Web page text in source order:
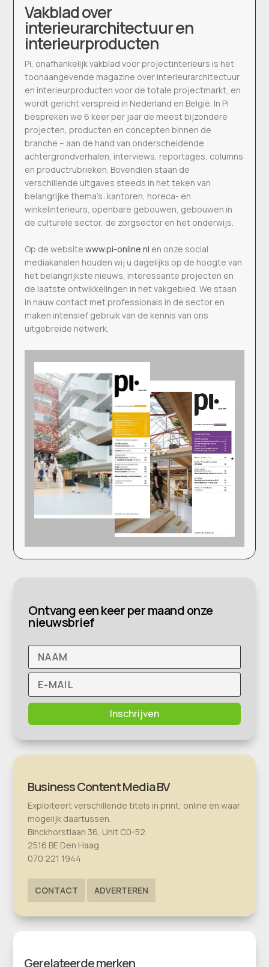
Vakblad over
interieurarchitectuur en
interieurproducten
Pi, onafhankelijk vakblad voor projectinterieurs is het
toonaangevende magazine over interieurarchitectuur
en interieurproducten voor de totale projectmarkt, en
wordt gericht verspreid in Nederland en België. In Pi
bespreken we 6 keer per jaar de meest bijzondere
projecten, producten en concepten binnen de
branche – aan de hand van onderscheidende
achtergrondverhalen, interviews, reportages, columns
en productrubrieken. Bovendien staan de
verschillende uitgaves steeds in het teken van
belangrijke thema’s: kantoren, horeca- en
winkelinterieurs, openbare gebouwen, gebouwen in
de culturele sector, de zorgsector en het onderwijs.
Op de websitewww.pi-online.nl en onze social
mediakanalen houden wij u dagelijks op de hoogte van
het belangrijkste nieuws, interessante projecten en
de laatste ontwikkelingen in het vakgebied. We staan
in nauw contact met professionals in de sector en
maken intensief gebruik van de kennis van ons
uitgebreide netwerk.
Ontvang een keer per maand onze
nieuwsbrief
Inschrijven
Business Content Media BV
Exploiteert verschillende titels in print, online en waar
mogelijk daartussen.
Binckhorstlaan 36, Unit C0-52
2516 BE Den Haag
070 221 1944
CONTACT ADVERTEREN
Gerelateerde merken